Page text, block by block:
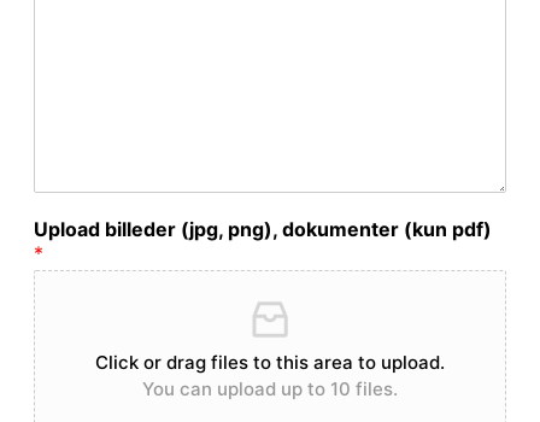
Upload billeder (jpg, png), dokumenter (kun pdf)
*
Click or drag files to this area to upload.
You can upload up to 10 files.